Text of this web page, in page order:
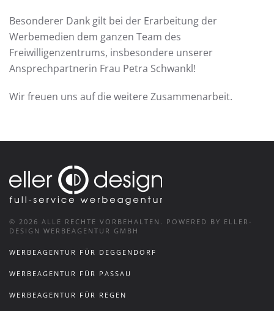
Besonderer Dank gilt bei der Erarbeitung der
Werbemedien dem ganzen Team des
Freiwilligenzentrums, insbesondere unserer
Ansprechpartnerin Frau Petra Schwankl!
Wir freuen uns auf die weitere Zusammenarbeit.
© 2026 ALLE RECHTE VORBEHALTEN. POWERED BY ELLER-
DESIGN WERBEAGENTUR GMBH
WERBEAGENTUR FÜR DEGGENDORF
WERBEAGENTUR FÜR PASSAU
WERBEAGENTUR FÜR REGEN